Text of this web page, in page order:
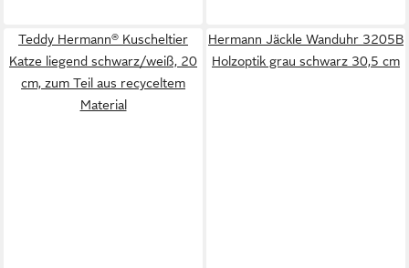
Teddy Hermann® Kuscheltier
Katze liegend schwarz/weiß, 20
cm, zum Teil aus recyceltem
Material
Hermann Jäckle Wanduhr 3205B
Holzoptik grau schwarz 30,5 cm